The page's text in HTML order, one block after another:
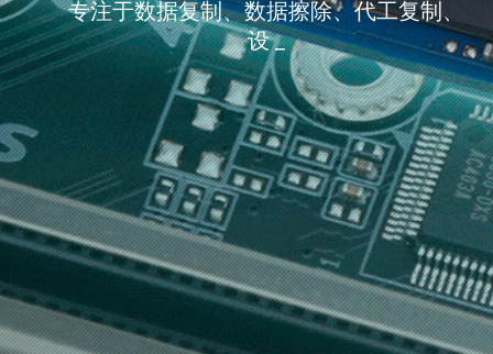
专注于数据复制、数据擦除、代工复制、
设备租